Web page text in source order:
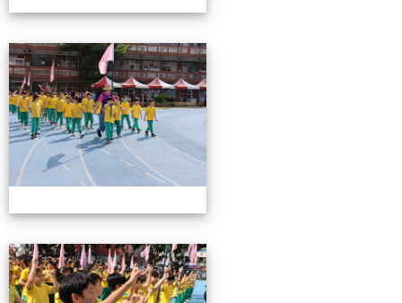
0503運動會花絮-2
0503運動會花絮-2